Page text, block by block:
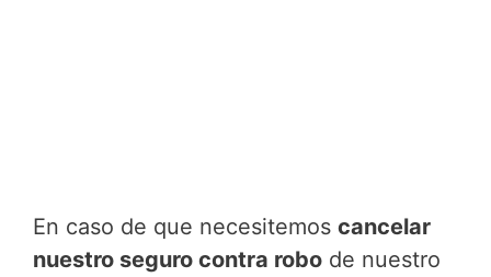
En caso de que necesitemos cancelar
nuestro seguro contra robo de nuestro